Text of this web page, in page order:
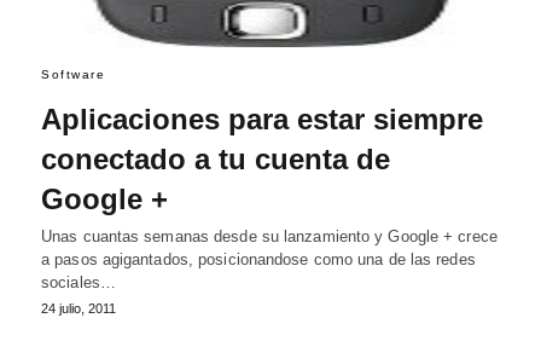
Software
Aplicaciones para estar siempre
conectado a tu cuenta de
Google +
Unas cuantas semanas desde su lanzamiento y Google + crece
a pasos agigantados, posicionandose como una de las redes
sociales…
24 julio, 2011